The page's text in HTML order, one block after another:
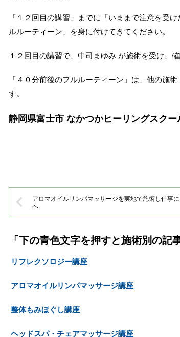
「１２回目の講習」までに「いままで注意を受
ルルーティーン」を身に付けてきてください。
１２回目の講習で、中司まゆみ が施術を受け、
「４０分前後のフルルーティーン」は、他の施
す。
静岡県富士市 なかつかヒーリングスク
アロマオイルリンパマッサージを実地で施術し仕事
へ
「下の青色文字を押すと施術別の記
リフレクソロジー講座
アロマオイルリンパマッサージ講座
整体もみほぐし講座
ヘッドスパ・チェアマッサージ講座